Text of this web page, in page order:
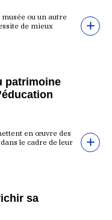
ou un autre
de mieux
patrimoine
en œuvre des
le cadre de leur
sa